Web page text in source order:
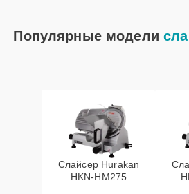
Популярные модели
Слайсер Hurakan
HKN-HM275